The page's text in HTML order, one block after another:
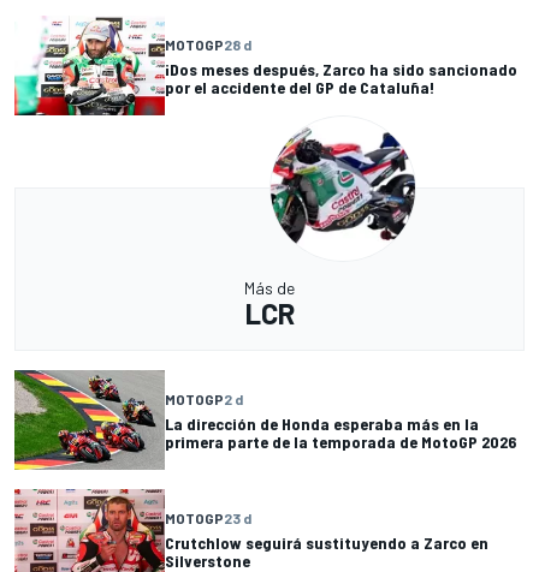
MOTOGP28 d
¡Dos meses después, Zarco ha sido sancionado
por el accidente del GP de Cataluña!
Más de
LCR
MOTOGP2 d
La dirección de Honda esperaba más en la
primera parte de la temporada de MotoGP 2026
MOTOGP23 d
Crutchlow seguirá sustituyendo a Zarco en
Silverstone